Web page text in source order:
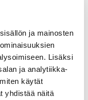
ja mainosten
Lisäksi
ja analytiikka-
käytät
yhdistää näitä
kurssien
tukevan
(PDF)